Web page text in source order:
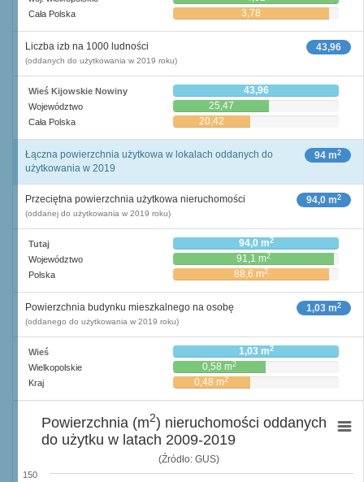
Cała Polska 3,78
43,96
Liczba izb na 1000 ludności
(oddanych do użytkowania w 2019 roku)
Wieś Kijowskie Nowiny 43,96
Województwo 25,47
Cała Polska 20,42
94 m2
Łączna powierzchnia użytkowa w lokalach oddanych do
użytkowania w 2019
94,0 m2
Przeciętna powierzchnia użytkowa nieruchomości
(oddanej do użytkowania w 2019 roku)
Tutaj 94,0 m2
Województwo 91,1 m2
Polska 88,6 m2
1,03 m2
Powierzchnia budynku mieszkalnego na osobę
(oddanego do użytkowania w 2019 roku)
Wieś 1,03 m2
Wielkopolskie 0,58 m2
Kraj 0,48 m2
(Źródło: GUS)
150
Powierzchnia (m2) nieruchomości oddanych
do użytku w latach 2009-2019